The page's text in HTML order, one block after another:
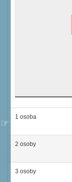
1 osoba
2 osoby
3 osoby